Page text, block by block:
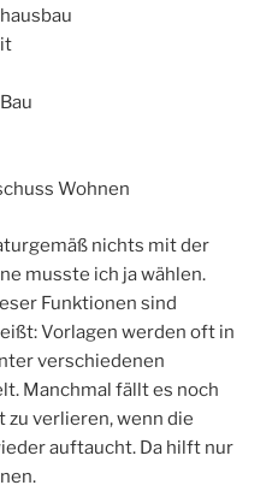
Wohnen
nichts mit der
musste ich ja wählen.
Funktionen sind
Vorlagen werden oft in
verschiedenen
Manchmal fällt es noch
verlieren, wenn die
auftaucht. Da hilft nur